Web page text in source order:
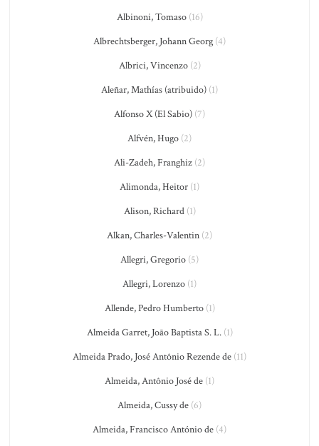
Albinoni, Tomaso(16)
Albrechtsberger, Johann Georg (4)
Albrici, Vincenzo(2)
Aleñar, Mathías (atribuido) (1)
Alfonso X (El Sabio) (7)
Alfvén, Hugo (2)
Ali-Zadeh, Franghiz (2)
Alimonda, Heitor (1)
Alison, Richard(1)
Alkan, Charles-Valentin (2)
Allegri, Gregorio (5)
Allegri, Lorenzo (1)
Allende, Pedro Humberto(1)
Almeida Garret, João Baptista S. L.(1)
Almeida Prado, José Antônio Rezende de (11)
Almeida, Antônio José de (1)
Almeida, Cussy de (6)
Almeida, Francisco António de (4)